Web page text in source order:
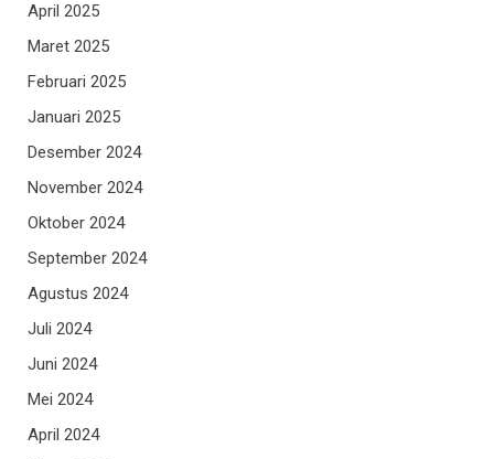
April 2025
Maret 2025
Februari 2025
Januari 2025
Desember 2024
November 2024
Oktober 2024
September 2024
Agustus 2024
Juli 2024
Juni 2024
Mei 2024
April 2024